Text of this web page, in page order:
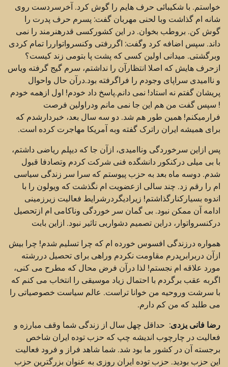
خواستم. با شکیبائی حرف هایم را گوش کرد. آخرسردست روی
شانه ام گذاشت وبا لحنی مهربان گفت: پسرم حرف پدرت را
گوش کن. بروطب بخوان. در این کشورکسی قدرهنرمند را نمی
داند. سپس اضافه کرد وگفت: اگررفتی وکنسرواتواررا تمام کردی
وبرگشتی. میدانی اولین کسی که پشت پا بتومی زند کیست؟
ازحرف هایش که اصلا انتظارآن را نداشتم، سرم گیج گرفته ویاس
و ناامیدی سراپای وجودم را فراگرفته بود.درآن حال واحوال
پریشان گفتم نه استاد! نمی دانم.پاسخ داد خودم! اول ازهمه خودم
! سپس گفت من هم این جا نمی مانم ودراولین فرصت
فرارمیکنم! همین طور هم شد. دو سه سال بعد، خبردارشدم که
برای همیشه ایران راترک گفته وبه آمریکا مهاجرت کرده است.
پس ازاین سرخوردگی وناامیدی، ازآن جا که دیپلم ریاضی داشتم،
با بی میلی درکنکور دانشگده فنی شرکت کردم وتصادفا قبول
شدم. دوسه ماه بعد به حزب پیوستم که سرا سر زندگی سیاسی
ام را رقم زد. چند سالی ازعضویت ام نگذشت که ویولون را با
اندوه بسیارکنارگذاشتم! زیرادیگردرشرایط فعالیت زیرزمینی
ادامه آن ممکن نبود. بی گمان سر خوردگی وناکامی ام ازتحصیل
درکنسرواتوار، دراین تصمیم دشواربی تاثیر نبود. ازاین بابت
همواره درزندگی افسوس خورده ام که چرا تسلیم شدم! چرا بیش
ازآن دربرابرپدرم مقاومت نکردم وراهی برای تحصیل دررشته
مورد علاقه ام نجستم! لذا درآن فرض محال که مطرح می کنی،
اگربه عقب برگردم با احتمال زیاد موسیقی را انتخاب می کنم که
با سرشت وروحیه من خوانا تراست. عالم سیاست خصوصیاتی را
می طلبد که من کم دارم.
رضا فانی یزدی: حداقل چهل سال از زندگی شما وقف مبارزه و
فعالیت در چارچوب اندیشه چپ که حزب توده ایران شاخص
برجسته آن در کشور ما بود شد. شما شاهد فراز و فرود فعالیت
این حزب بودید. حزب توده ایران روزی به عنوان بزرگترین حزب